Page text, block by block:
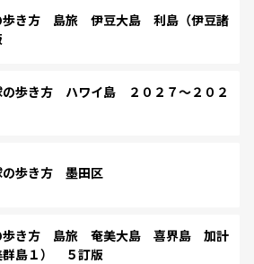
歩き方 島旅 伊豆大島 利島（伊豆諸
歩き方 ハワイ島 ２０２７～２０２
歩き方 墨田区
歩き方 島旅 奄美大島 喜界島 加計
群島１） ５訂版